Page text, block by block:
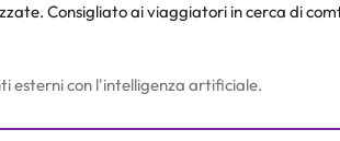
Consigliato ai viaggiatori in cerca di
esterni con l'intelligenza artificiale.